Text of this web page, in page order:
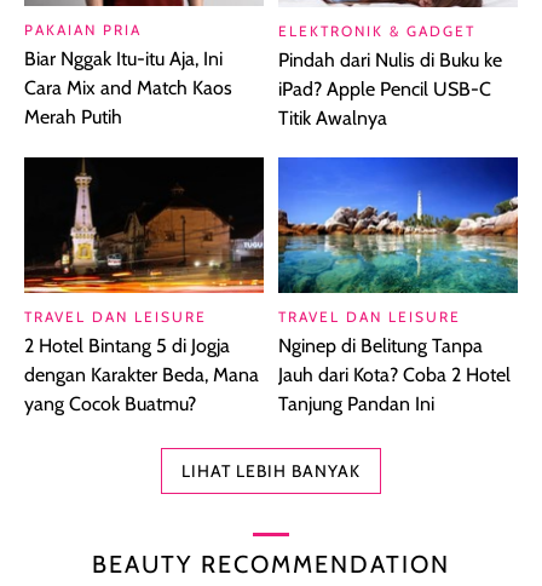
PAKAIAN PRIA
Biar Nggak Itu-itu Aja, Ini
Cara Mix and Match Kaos
Merah Putih
ELEKTRONIK & GADGET
Pindah dari Nulis di Buku ke
iPad? Apple Pencil USB-C
Titik Awalnya
TRAVEL DAN LEISURE
2 Hotel Bintang 5 di Jogja
dengan Karakter Beda, Mana
yang Cocok Buatmu?
TRAVEL DAN LEISURE
Nginep di Belitung Tanpa
Jauh dari Kota? Coba 2 Hotel
Tanjung Pandan Ini
LIHAT LEBIH BANYAK
BEAUTY RECOMMENDATION